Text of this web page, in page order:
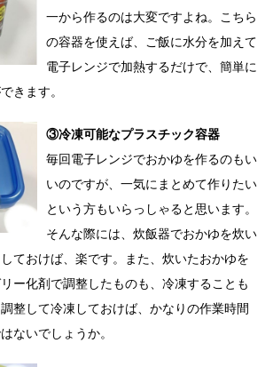
一から作るのは大変ですよね。こちら
の容器を使えば、ご飯に水分を加えて
電子レンジで加熱するだけで、簡単に
きます。
③冷凍可能なプラスチック容器
毎回電子レンジでおかゆを作るのもい
いのですが、一気にまとめて作りたい
という方もいらっしゃると思います。
そんな際には、炊飯器でおかゆを炊い
ておけば、楽です。また、炊いたおかゆを
ー化剤で調整したものも、冷凍することも
整して冷凍しておけば、かなりの作業時間
ないでしょうか。